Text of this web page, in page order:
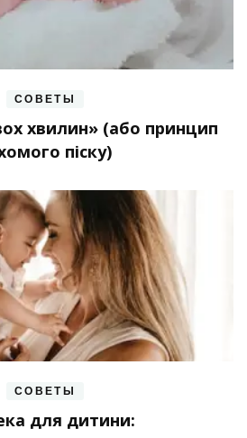
СОВЕТЫ
хвилин» (або принцип
піску)
СОВЕТЫ
для дитини: